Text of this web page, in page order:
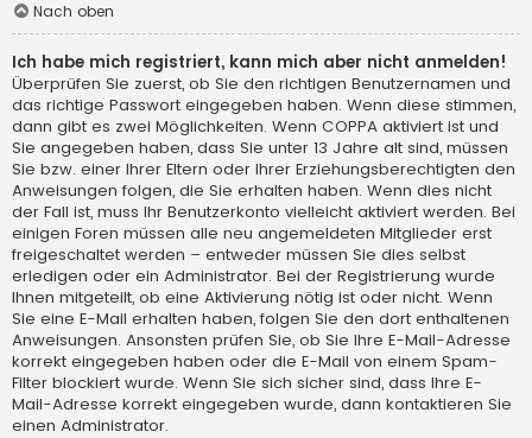
Nach oben
Ich habe mich registriert, kann mich aber nicht anmelden!
Überprüfen Sie zuerst, ob Sie den richtigen Benutzernamen und
das richtige Passwort eingegeben haben. Wenn diese stimmen,
dann gibt es zwei Möglichkeiten. Wenn COPPA aktiviert ist und
Sie angegeben haben, dass Sie unter 13 Jahre alt sind, müssen
Sie bzw. einer Ihrer Eltern oder Ihrer Erziehungsberechtigten den
Anweisungen folgen, die Sie erhalten haben. Wenn dies nicht
der Fall ist, muss Ihr Benutzerkonto vielleicht aktiviert werden. Bei
einigen Foren müssen alle neu angemeldeten Mitglieder erst
freigeschaltet werden – entweder müssen Sie dies selbst
erledigen oder ein Administrator. Bei der Registrierung wurde
Ihnen mitgeteilt, ob eine Aktivierung nötig ist oder nicht. Wenn
Sie eine E-Mail erhalten haben, folgen Sie den dort enthaltenen
Anweisungen. Ansonsten prüfen Sie, ob Sie Ihre E-Mail-Adresse
korrekt eingegeben haben oder die E-Mail von einem Spam-
Filter blockiert wurde. Wenn Sie sich sicher sind, dass Ihre E-
Mail-Adresse korrekt eingegeben wurde, dann kontaktieren Sie
einen Administrator.